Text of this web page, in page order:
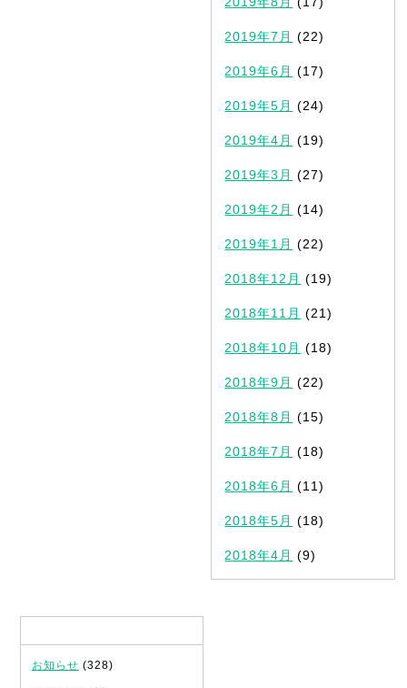
2019年7月 (22)
2019年6月 (17)
2019年5月 (24)
2019年4月 (19)
2019年3月 (27)
2019年2月 (14)
2019年1月 (22)
2018年12月 (19)
2018年11月 (21)
2018年10月 (18)
2018年9月 (22)
2018年8月 (15)
2018年7月 (18)
2018年6月 (11)
2018年5月 (18)
2018年4月 (9)
お知らせ (328)